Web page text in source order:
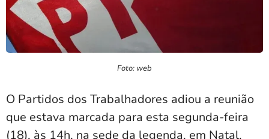
Foto: web
O Partidos dos Trabalhadores adiou a reunião
que estava marcada para esta segunda-feira
(18), às 14h, na sede da legenda, em Natal.